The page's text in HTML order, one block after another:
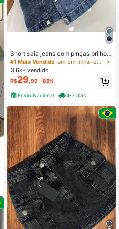
Short saia jeans com pinças brilho 1
00% jeans sintura alta elegante 20
26
#1 Mais Vendido
em Em linha reta Saias do dia a dia
3,6k+ vendido
R$29 ,99 -85%
Envio Nacional 4-7 dias